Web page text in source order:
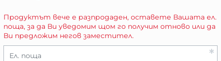
Продуктът вече е разпродаден, оставете Вашата ел.
поща, за да Ви уведомим щом го получим отново или да
Ви предложим негов заместител.
Ел. поща